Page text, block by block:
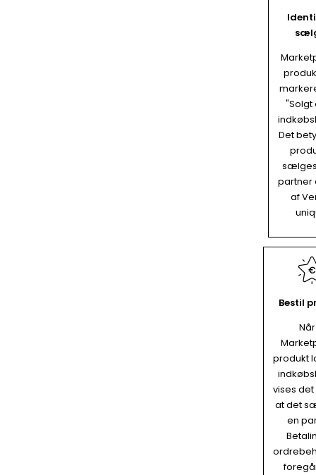
"Solgt
Det
partner
af
Bestil
produkt
vises
at det
en